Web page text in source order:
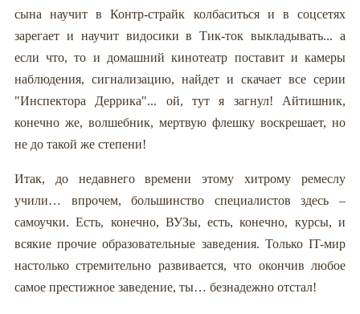
сына научит в Контр-страйк колбаситься и в соцсетях
зарегает и научит видосики в Тик-ток выкладывать... а
если что, то и домашний кинотеатр поставит и камеры
наблюдения, сигнализацию, найдет и скачает все серии
"Инспектора Деррика"... ой, тут я загнул! Айтишник,
конечно же, волшебник, мертвую флешку воскрешает, но
не до такой же степени!
Итак, до недавнего времени этому хитрому ремеслу
учили… впрочем, большинство специалистов здесь –
самоучки. Есть, конечно, ВУЗы, есть, конечно, курсы, и
всякие прочие образовательные заведения. Только IT-мир
настолько стремительно развивается, что окончив любое
самое престижное заведение, ты… безнадежно отстал!